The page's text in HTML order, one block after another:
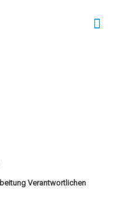
Verantwortlichen